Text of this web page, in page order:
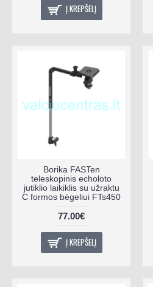
Į KREPŠELĮ
Borika FASTen
teleskopinis echoloto
jutiklio laikiklis su užraktu
C formos bėgeliui FTs450
77.00€
Į KREPŠELĮ